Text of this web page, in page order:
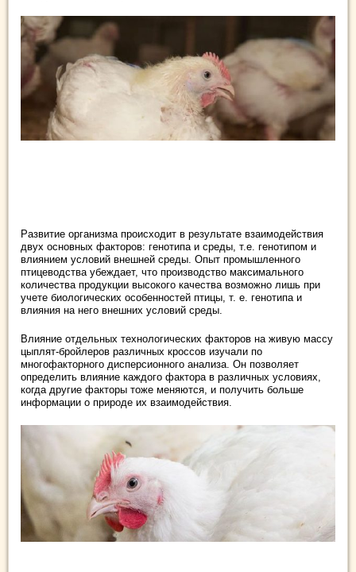
Развитие организма происходит в результате взаимодействия
двух основных факторов: генотипа и среды, т.е. генотипом и
влиянием условий внешней среды. Опыт промышленного
птицеводства убеждает, что производство максимального
количества продукции высокого качества возможно лишь при
учете биологических особенностей птицы, т. е. генотипа и
влияния на него внешних условий среды.
Влияние отдельных технологических факторов на живую массу
цыплят-бройлеров различных кроссов изучали по
многофакторного дисперсионного анализа. Он позволяет
определить влияние каждого фактора в различных условиях,
когда другие факторы тоже меняются, и получить больше
информации о природе их взаимодействия.